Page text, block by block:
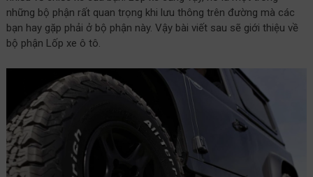
những bộ phận rất quan trọng khi lưu thông trên đường mà các
bạn hay gặp phải ở bộ phận này. Vậy bài viết sau sẽ giới thiệu về
bộ phận Lốp xe ô tô.